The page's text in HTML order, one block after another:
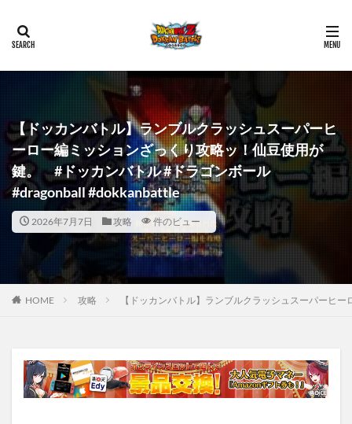
【ドッカンバトル】ランブルクラッシュスーパーヒ
ーロー編ミッションざっくり攻略ッ！仙豆使用が
鍵。 #ドッカンバトル #ドラゴンボール
#dragonball #dokkanbattle
2026年7月7日 攻略 件のビュー
HOME 攻略 【ドッカンバトル】ランブルクラッシュスーパーヒ